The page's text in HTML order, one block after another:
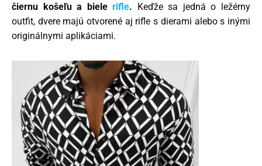
čiernu košeľu a bielerifle. Keďže sa jedná o ležérny
outfit, dvere majú otvorené aj rifle s dierami alebo s inými
originálnymi aplikáciami.